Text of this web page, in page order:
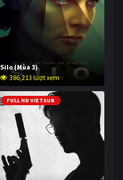
Silo (Mùa 3)
386,213 lượt xem
FULL HD VIETSUB